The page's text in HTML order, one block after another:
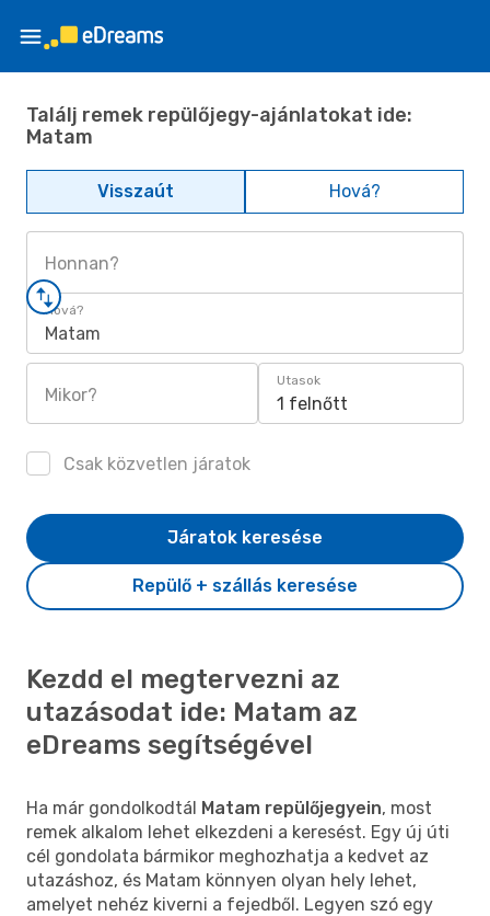
Találj remek repülőjegy-ajánlatokat ide:
Matam
Visszaút Hová?
Honnan?
Hová?
Matam
Mikor?
Utasok
1 felnőtt
Csak közvetlen járatok
Repülő + szállás keresése
Járatok keresése
Kezdd el megtervezni az
utazásodat ide: Matam az
eDreams segítségével
Ha már gondolkodtál Matam repülőjegyein, most
remek alkalom lehet elkezdeni a keresést. Egy új úti
cél gondolata bármikor meghozhatja a kedvet az
utazáshoz, és Matam könnyen olyan hely lehet,
amelyet nehéz kiverni a fejedből. Legyen szó egy